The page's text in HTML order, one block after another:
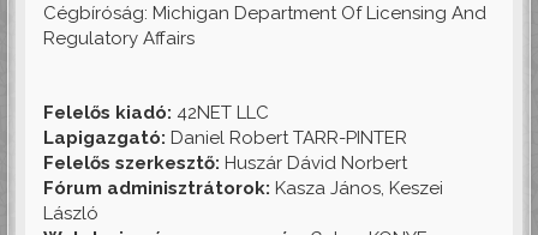
Cégbíróság: Michigan Department Of Licensing And
Regulatory Affairs
Felelős kiadó: 42NET LLC
Lapigazgató: Daniel Robert TARR-PINTER
Felelős szerkesztő: Huszár Dávid Norbert
Fórum adminisztrátorok: Kasza János, Keszei
László